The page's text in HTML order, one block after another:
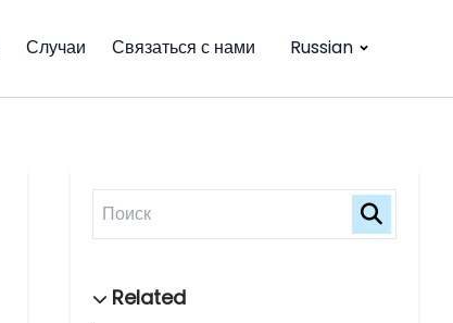
Случаи Связаться с нами Russian